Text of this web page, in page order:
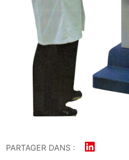
PARTAGER DANS :